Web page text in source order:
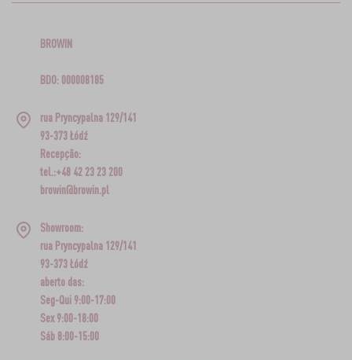
BROWIN
BDO: 000008185
rua Pryncypalna 129/141
93-373 Łódź
Recepção:
tel.:+48 42 23 23 200
browin@browin.pl
Showroom:
rua Pryncypalna 129/141
93-373 Łódź
aberto das:
Seg-Qui 9:00-17:00
Sex 9:00-18:00
Sáb 8:00-15:00